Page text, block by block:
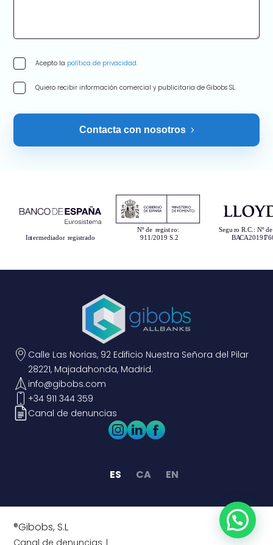
Acepto la política de privacidad.
Quiero recibir información comercial y publicitaria de Gibobs SL.
Contacta con nosotros
Calle Las Norias, 92 Edificio Nuestra Señora del Pilar
28221, Majadahonda, Madrid.
info@gibobs.com
+34 911 344 359
Canal de denuncias
ES CA EN
®Gibobs, S.L
Canal de denuncias